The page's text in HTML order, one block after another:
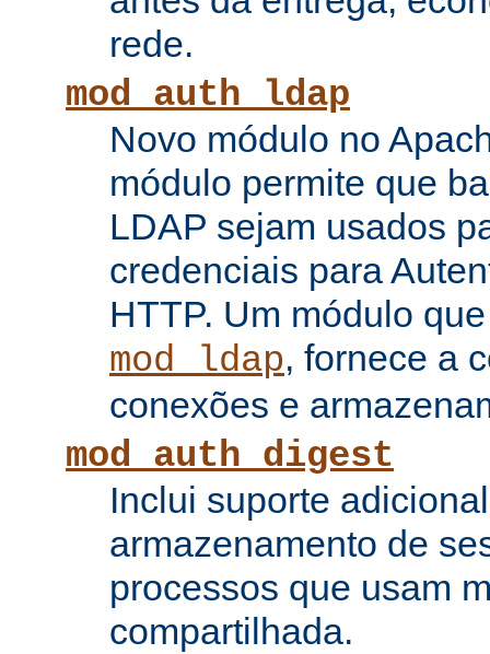
rede.
mod_auth_ldap
Novo módulo no
módulo permite que
LDAP sejam usados
credenciais para
HTTP. Um módulo
mod_ldap, fornece a
conexões e
mod_auth_digest
Inclui suporte
armazenamento de
processos que usam
compartilhada.